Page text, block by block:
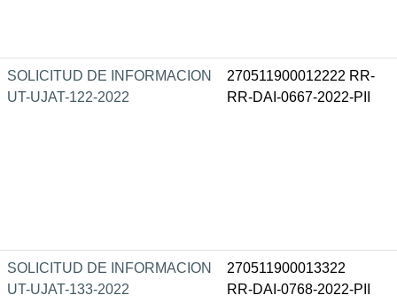
SOLICITUD DE INFORMACION
UT-UJAT-122-2022
270511900012222 RR-
RR-DAI-0667-2022-PII
SOLICITUD DE INFORMACION
UT-UJAT-133-2022
270511900013322
RR-DAI-0768-2022-PII